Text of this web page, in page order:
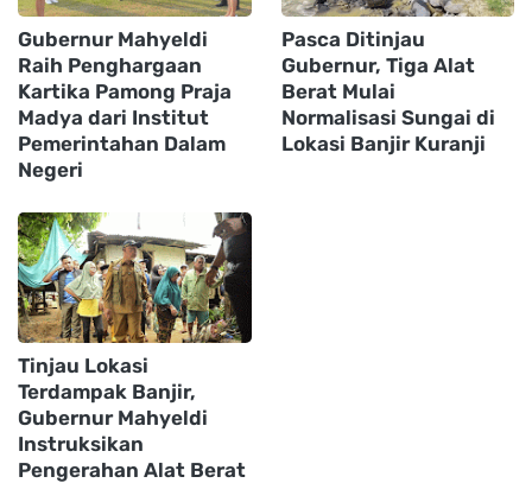
Gubernur Mahyeldi
Raih Penghargaan
Kartika Pamong Praja
Madya dari Institut
Pemerintahan Dalam
Negeri
Pasca Ditinjau
Gubernur, Tiga Alat
Berat Mulai
Normalisasi Sungai di
Lokasi Banjir Kuranji
Tinjau Lokasi
Terdampak Banjir,
Gubernur Mahyeldi
Instruksikan
Pengerahan Alat Berat